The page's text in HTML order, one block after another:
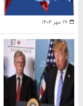
۲۶ مهر ۱۴۰۴